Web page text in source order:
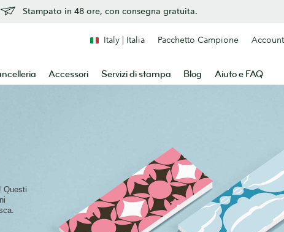
Stampato in 48 ore, con consegna gratuita.
Accessori Servizi di stampa Blog Aiuto e FAQ
Italy | Italia Pacchetto Campione Account
Questi